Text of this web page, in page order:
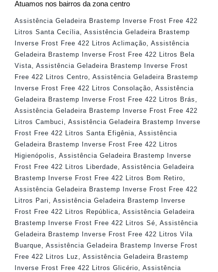
Atuamos nos bairros da zona centro
Assistência Geladeira Brastemp Inverse Frost Free 422
Litros Santa Cecília
Assistência Geladeira Brastemp
Inverse Frost Free 422 Litros Aclimação
Assistência
Geladeira Brastemp Inverse Frost Free 422 Litros Bela
Vista
Assistência Geladeira Brastemp Inverse Frost
Free 422 Litros Centro
Assistência Geladeira Brastemp
Inverse Frost Free 422 Litros Consolação
Assistência
Geladeira Brastemp Inverse Frost Free 422 Litros Brás
Assistência Geladeira Brastemp Inverse Frost Free 422
Litros Cambuci
Assistência Geladeira Brastemp Inverse
Frost Free 422 Litros Santa Efigênia
Assistência
Geladeira Brastemp Inverse Frost Free 422 Litros
Higienópolis
Assistência Geladeira Brastemp Inverse
Frost Free 422 Litros Liberdade
Assistência Geladeira
Brastemp Inverse Frost Free 422 Litros Bom Retiro
Assistência Geladeira Brastemp Inverse Frost Free 422
Litros Pari
Assistência Geladeira Brastemp Inverse
Frost Free 422 Litros República
Assistência Geladeira
Brastemp Inverse Frost Free 422 Litros Sé
Assistência
Geladeira Brastemp Inverse Frost Free 422 Litros Vila
Buarque
Assistência Geladeira Brastemp Inverse Frost
Free 422 Litros Luz
Assistência Geladeira Brastemp
Inverse Frost Free 422 Litros Glicério
Assistência